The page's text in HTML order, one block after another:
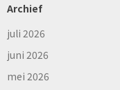
Archief
juli 2026
juni 2026
mei 2026